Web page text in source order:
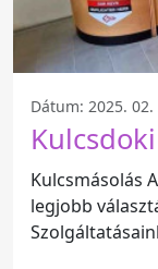
Dátum: 2025.
Kulcsmásolás Albertirsán A
legjobb